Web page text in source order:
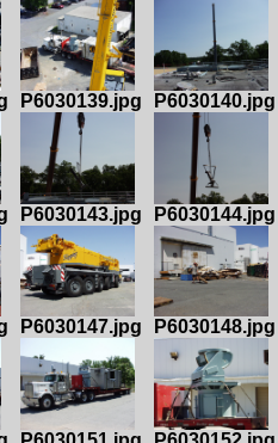
P6030139.jpg P6030140.jpg
P6030143.jpg P6030144.jpg
P6030147.jpg P6030148.jpg